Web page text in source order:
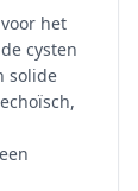
het
cysten
solide